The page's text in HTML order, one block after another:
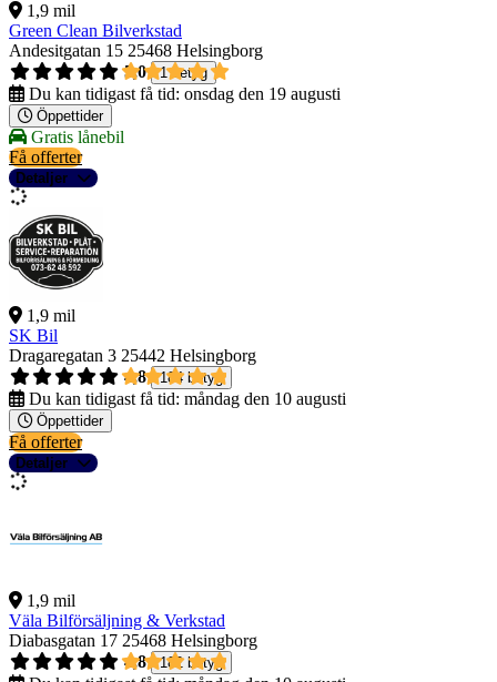
1,9 mil
Green Clean Bilverkstad
Andesitgatan 15 25468 Helsingborg
5,0
1 betyg
Du kan tidigast få tid: onsdag den 19 augusti
Öppettider
Gratis lånebil
Få offerter
Detaljer
1,9 mil
SK Bil
Dragaregatan 3 25442 Helsingborg
4,8
184 betyg
Du kan tidigast få tid: måndag den 10 augusti
Öppettider
Få offerter
Detaljer
1,9 mil
Väla Bilförsäljning & Verkstad
Diabasgatan 17 25468 Helsingborg
4,8
182 betyg